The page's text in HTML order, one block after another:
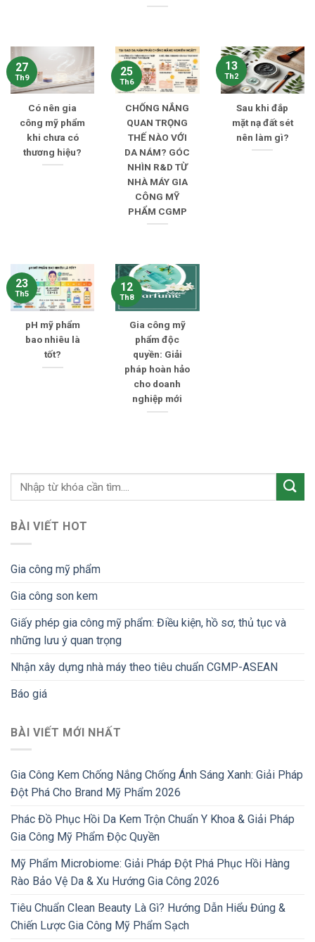
Có nên gia
công mỹ phẩm
khi chưa có
thương hiệu?
27
Th9
CHỐNG NẮNG
QUAN TRỌNG
THẾ NÀO VỚI
DA NÁM? GÓC
NHÌN R&D TỪ
NHÀ MÁY GIA
CÔNG MỸ
PHẨM CGMP
25
Th6
Sau khi đắp
mặt nạ đất sét
nên làm gì?
13
Th2
pH mỹ phẩm
bao nhiêu là
tốt?
23
Th5
Gia công mỹ
phẩm độc
quyền: Giải
pháp hoàn hảo
cho doanh
nghiệp mới
12
Th8
BÀI VIẾT HOT
Gia công mỹ phẩm
Gia công son kem
Giấy phép gia công mỹ phẩm: Điều kiện, hồ sơ, thủ tục và
những lưu ý quan trọng
Nhận xây dựng nhà máy theo tiêu chuẩn CGMP-ASEAN
Báo giá
BÀI VIẾT MỚI NHẤT
Gia Công Kem Chống Nắng Chống Ánh Sáng Xanh: Giải Pháp
Đột Phá Cho Brand Mỹ Phẩm 2026
Phác Đồ Phục Hồi Da Kem Trộn Chuẩn Y Khoa & Giải Pháp
Gia Công Mỹ Phẩm Độc Quyền
Mỹ Phẩm Microbiome: Giải Pháp Đột Phá Phục Hồi Hàng
Rào Bảo Vệ Da & Xu Hướng Gia Công 2026
Tiêu Chuẩn Clean Beauty Là Gì? Hướng Dẫn Hiểu Đúng &
Chiến Lược Gia Công Mỹ Phẩm Sạch